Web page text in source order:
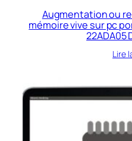
Augmentation ou
mémoire vive sur pc
Lire